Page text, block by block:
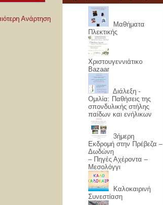
Ανάρτηση
Μαθήματα
Πλεκτικής
Χριστουγεννιάτικο
Bazaar
Διάλεξη -
Ομιλία: Παθήσεις της
σπονδυλικής στήλης
παίδων και ενήλικων
3ήμερη
Εκδρομή στην Πρέβεζα –
Δωδώνη
– Πηγές Αχέροντα –
Μεσολόγγι
Καλοκαιρινή
Συνεστίαση